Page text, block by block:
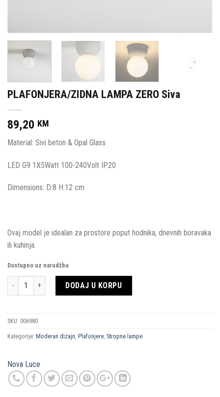
PLAFONJERA/ZIDNA LAMPA ZERO Siva
89,20 KM
Material: Sivi beton & Opal Glass
LED G9 1X5Watt 100-240Volt IP20
Dimensions: D:8 H:12 cm
Ovaj model je idealan za prostore poput hodnika, dnevnih boravaka
ili kuhinja.
Dostupno uz narudžbu
Količina DODAJ U KORPU
SKU: 006980
Kategorije: Moderan dizajn, Plafonjere, Stropne lampe
Nova Luce